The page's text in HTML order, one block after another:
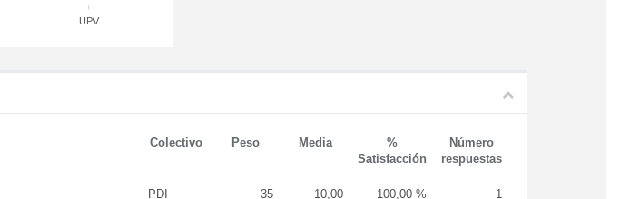
UPV
Colectivo Peso Media
%
Satisfacción
Número
respuestas
PDI 35 10,00 100,00 % 1